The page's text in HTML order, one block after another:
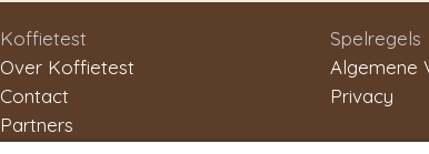
Koffietest
Over Koffietest
Contact
Partners
Spelregels
Algemene
Privacy